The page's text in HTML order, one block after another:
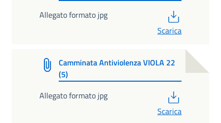
Allegato formato jpg
Scarica
Camminata Antiviolenza VIOLA 22
(5)
Allegato formato jpg
Scarica